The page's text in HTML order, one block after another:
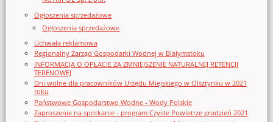
Ogłoszenia sprzedażowe
Ogłoszenia sprzedażowe
Uchwała reklamowa
Regionalny Zarząd Gospodarki Wodnej w Białymstoku
INFORMACJA O OPŁACIE ZA ZMNIEJSZENIE NATURALNEJ RETENCJI
TERENOWEJ
Dni wolne dla pracowników Urzędu Miejskiego w Olsztynku w 2021
roku
Państwowe Gospodarstwo Wodne - Wody Polskie
Zaproszenie na spotkanie - program Czyste Powietrze grudzień 2021